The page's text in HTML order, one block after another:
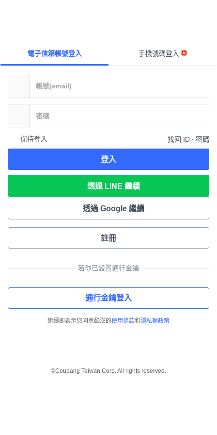
電子信箱帳號登入 手機號碼登入
保持登入 找回 ID ∙ 密碼
登入
透過 LINE 繼續
透過 Google 繼續
註冊
若你已設置通行金鑰
通行金鑰登入
繼續即表示您同意酷澎的使用條款和 隱私權政策
©Coupang Taiwan Corp. All rights reserved.